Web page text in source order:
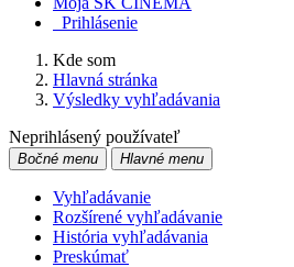
Prihlásenie
Kde som
Hlavná stránka
Výsledky vyhľadávania
Neprihlásený používateľ
Bočné menu Hlavné menu
Vyhľadávanie
Rozšírené vyhľadávanie
História vyhľadávania
Preskúmať